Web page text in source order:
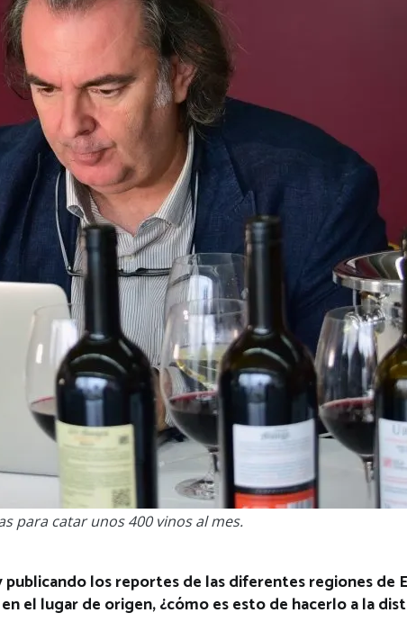
para catar unos 400 vinos al mes.
los reportes de las diferentes regiones de
el lugar de origen, ¿cómo es esto de hacerlo a la